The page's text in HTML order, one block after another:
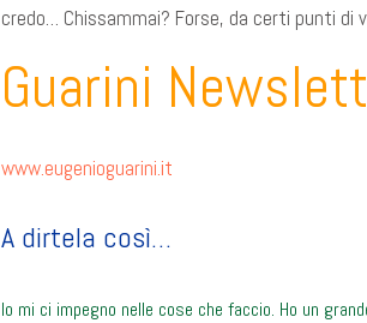
credo… Chissammai? Forse, da certi punti di
Guarini
www.eugenioguarini.it
A dirtela così…
Io mi ci impegno nelle cose che faccio. Ho un